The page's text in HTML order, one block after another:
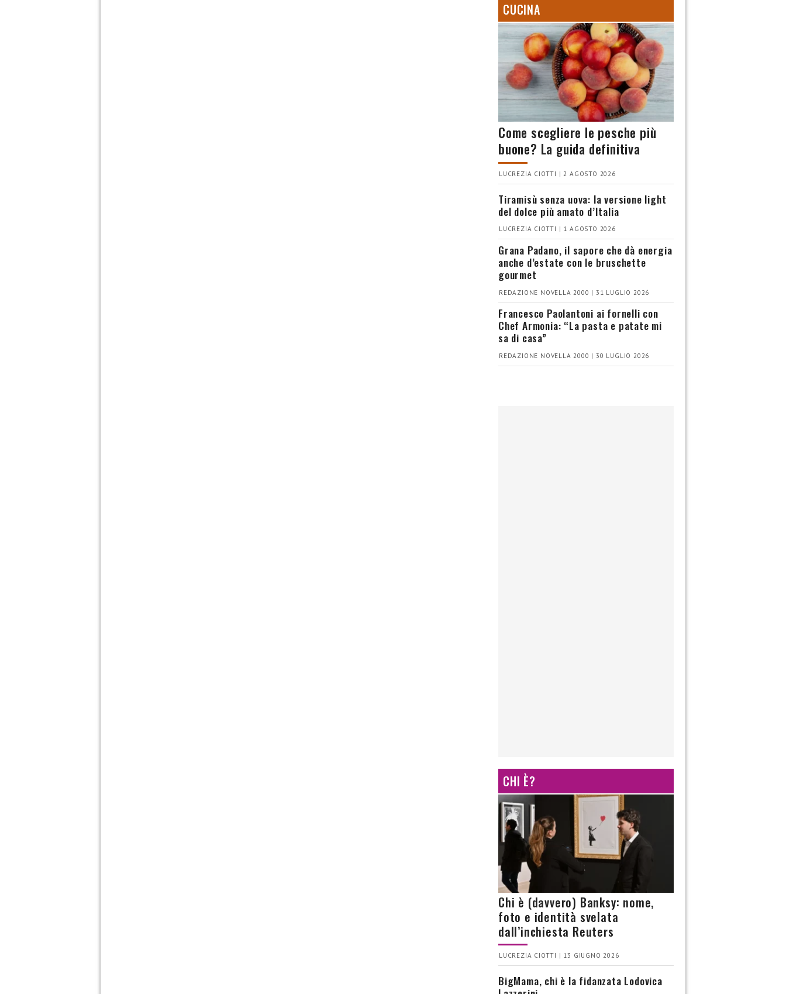
CUCINA
Come scegliere le pesche più
buone? La guida definitiva
LUCREZIA CIOTTI | 2 AGOSTO 2026
Tiramisù senza uova: la versione light
del dolce più amato d’Italia
LUCREZIA CIOTTI | 1 AGOSTO 2026
Grana Padano, il sapore che dà energia
anche d’estate con le bruschette
gourmet
REDAZIONE NOVELLA 2000 | 31 LUGLIO 2026
Francesco Paolantoni ai fornelli con
Chef Armonia: “La pasta e patate mi
sa di casa”
REDAZIONE NOVELLA 2000 | 30 LUGLIO 2026
CHI È?
Chi è (davvero) Banksy: nome,
foto e identità svelata
dall’inchiesta Reuters
LUCREZIA CIOTTI | 13 GIUGNO 2026
BigMama, chi è la fidanzata Lodovica